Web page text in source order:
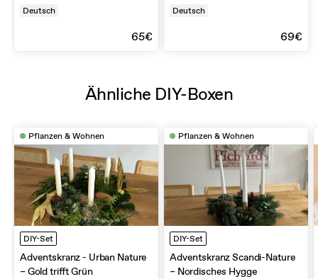
Deutsch
65€
Deutsch
69€
Ähnliche DIY-Boxen
Pflanzen & Wohnen
DIY-Set
Adventskranz - Urban Nature
– Gold trifft Grün
Pflanzen & Wohnen
DIY-Set
Adventskranz Scandi-Nature
– Nordisches Hygge